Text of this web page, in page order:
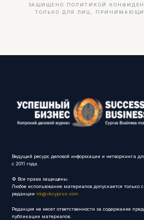
ЗАЩИЩЕНО ПОЛИТИКОЙ
ТОЛЬКО ДЛЯ ЛИЦ,
Ведущий ресурс деловой информации и нетворкинга
с 2011 года.
© Все права защищены.
Любое использование материалов допускается только с
редакции nk@vkcyprus.com
Редакция не несет ответственности за содержание
публикации материалов.